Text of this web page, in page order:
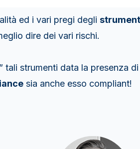
ed i vari pregi degli
dire dei vari rischi.
tali strumenti data la presenza
sia anche esso compliant!